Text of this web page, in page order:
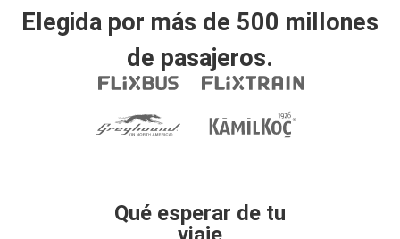
Elegida por más de 500 millones
de pasajeros.
Qué esperar de tu